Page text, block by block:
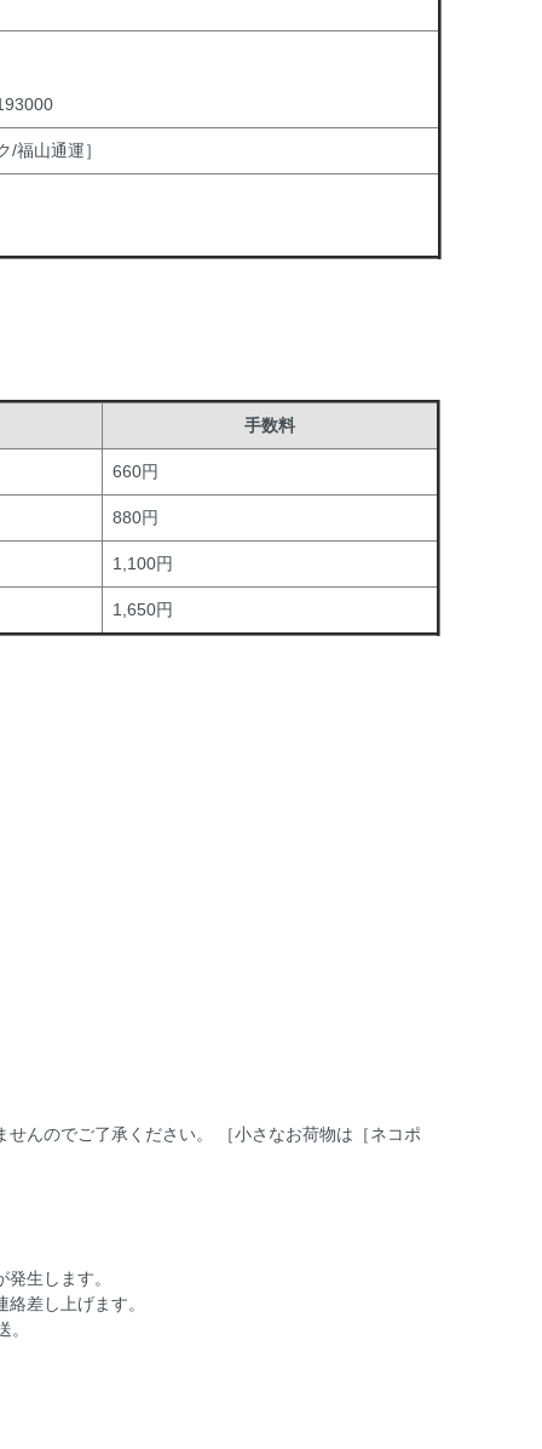
/福山通運］
手数料
660円
880円
1,100円
1,650円
んのでご了承ください。 ［小さなお荷物は［ネコポ
生します。
差し上げます。